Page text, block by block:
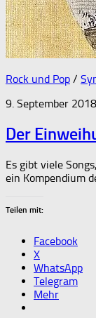
Rock und Pop /
9. September 2018
Der
Es gibt viele
ein Kompendium
Teilen mit:
Facebook
X
WhatsApp
Telegram
Mehr